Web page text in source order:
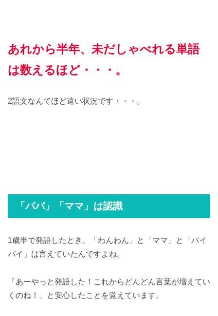
あれから半年、未だしゃべれる単語
は数えるほど・・・。
2語文なんてほど遠い状況です・・・。
「パパ」「ママ」は認識
1歳半で発語したとき、「わんわん」と「ママ」と「バイ
バイ」は言えていたんですよね。
「あーやっと発語した！これからどんどん言葉が増えてい
くのね！」と安心したことを覚えています。